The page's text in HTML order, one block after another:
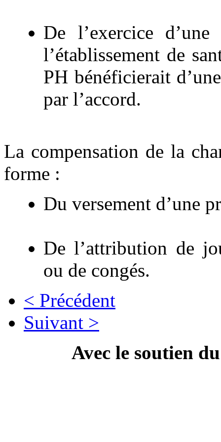
De l’exercice
l’établissement de
PH bénéficierait
par l’accord.
La compensation de la
forme :
Du versement d’une
De l’attribution de
ou de congés.
< Précédent
Suivant >
Avec le soutien